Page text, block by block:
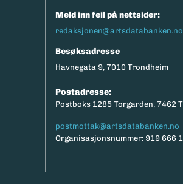
Meld inn feil på nettsider:
redaksjonen@artsdatabanken.no
Besøksadresse
Havnegata 9, 7010 Trondheim
Postadresse:
Postboks 1285 Torgarden, 7462
postmottak@artsdatabanken.no
Organisasjonsnummer: 919 666